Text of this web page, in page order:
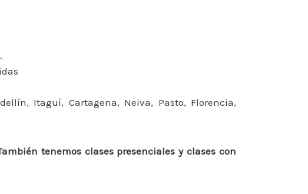
Itaguí, Cartagena, Neiva, Pasto, Florencia,
tenemos clases presenciales y clases con